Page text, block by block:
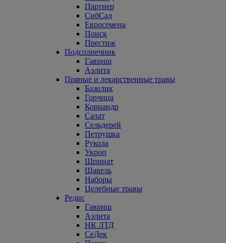
Партнер
СибСад
Евросемена
Поиск
Престиж
Подсолнечник
Гавриш
Аэлита
Пряные и лекарственные травы
Базилик
Горчица
Кориандр
Салат
Сельдерей
Петрушка
Рукола
Укроп
Шпинат
Щавель
Наборы
Целебные травы
Редис
Гавриш
Аэлита
НК ЛТД
СеДек